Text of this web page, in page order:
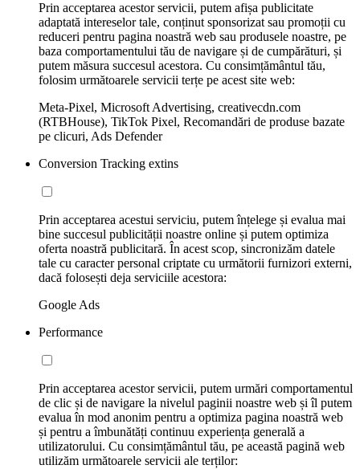
Prin acceptarea acestor servicii, putem afișa publicitate
adaptată intereselor tale, conținut sponsorizat sau promoții cu
reduceri pentru pagina noastră web sau produsele noastre, pe
baza comportamentului tău de navigare și de cumpărături, și
putem măsura succesul acestora. Cu consimțământul tău,
folosim următoarele servicii terțe pe acest site web:
Meta-Pixel, Microsoft Advertising, creativecdn.com
(RTBHouse), TikTok Pixel, Recomandări de produse bazate
pe clicuri, Ads Defender
Conversion Tracking extins
Prin acceptarea acestui serviciu, putem înțelege și evalua mai
bine succesul publicității noastre online și putem optimiza
oferta noastră publicitară. În acest scop, sincronizăm datele
tale cu caracter personal criptate cu următorii furnizori externi,
dacă folosești deja serviciile acestora:
Google Ads
Performance
Prin acceptarea acestor servicii, putem urmări comportamentul
de clic și de navigare la nivelul paginii noastre web și îl putem
evalua în mod anonim pentru a optimiza pagina noastră web
și pentru a îmbunătăți continuu experiența generală a
utilizatorului. Cu consimțământul tău, pe această pagină web
utilizăm următoarele servicii ale terților: